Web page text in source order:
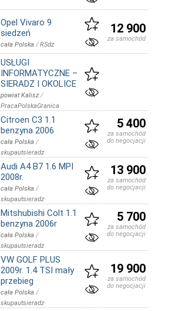
Opel Vivaro 9
siedzeń
cała Polska /RSdz
12 900
za samochód
USŁUGI
INFORMATYCZNE –
SIERADZ I OKOLICE
powiat Kalisz /
PracaPolskaGranica
Citroen C3 1.1
benzyna 2006
cała Polska /
skupautsieradz
5 400
za samochód
do negocjacji
Audi A4 B7 1.6 MPI
2008r.
cała Polska /
skupautsieradz
13 900
za samochód
do negocjacji
Mitshubishi Colt 1.1
benzyna 2006r
cała Polska /
skupautsieradz
5 700
za samochód
do negocjacji
VW GOLF PLUS
2009r. 1.4 TSI mały
przebieg
cała Polska /
skupautsieradz
19 900
za samochód
do negocjacji